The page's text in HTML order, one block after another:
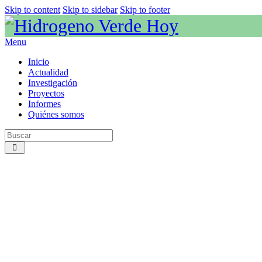
Skip to content Skip to sidebar Skip to footer
Menu
Inicio
Actualidad
Investigación
Proyectos
Informes
Quiénes somos